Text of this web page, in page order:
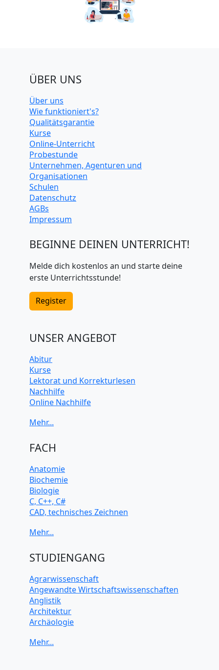
ÜBER UNS
Über uns
Wie funktioniert's?
Qualitätsgarantie
Kurse
Online-Unterricht
Probestunde
Unternehmen, Agenturen und
Organisationen
Schulen
Datenschutz
AGBs
Impressum
BEGINNE DEINEN UNTERRICHT!
Melde dich kostenlos an und starte deine
erste Unterrichtsstunde!
Register
UNSER ANGEBOT
Abitur
Kurse
Lektorat und Korrekturlesen
Nachhilfe
Online Nachhilfe
FACH
Anatomie
Biochemie
Biologie
C, C++, C#
CAD, technisches Zeichnen
Computerarchitektur
Elektrotechnik
Java
JavaScript
Künstliche Intelligenz
Latein
Makroökonomie
Mechanik
STUDIENGANG
Agrarwissenschaft
Angewandte Wirtschaftswissenschaften
Anglistik
Architektur
Archäologie
Biochemie Wissenschaften